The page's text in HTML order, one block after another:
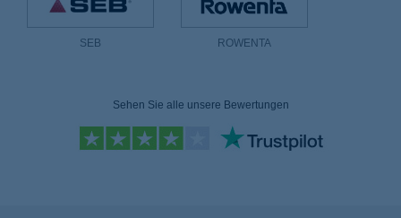
SEB ROWENTA
Sehen Sie alle unsere Bewertungen